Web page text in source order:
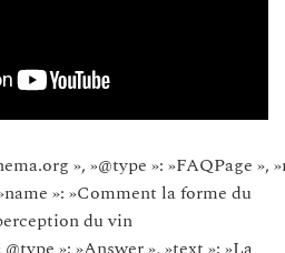
», »@type »: »FAQPage »,
»: »Comment la forme du
du vin